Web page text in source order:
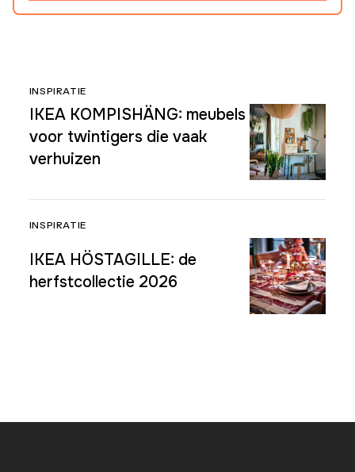
INSPIRATIE
IKEA KOMPISHÄNG: meubels
voor twintigers die vaak
verhuizen
INSPIRATIE
IKEA HÖSTAGILLE: de
herfstcollectie 2026